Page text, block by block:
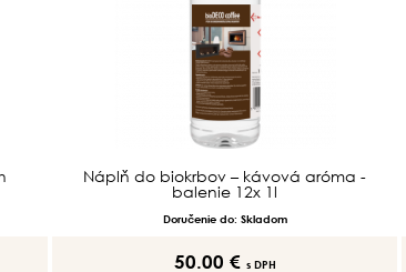
Náplň do biokrbov – kávová aróma -
balenie 12x 1l
Doručenie do: Skladom
50.00 € s DPH